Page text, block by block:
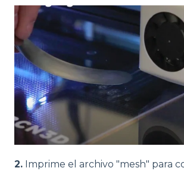
2. Imprime el archivo "mesh" para